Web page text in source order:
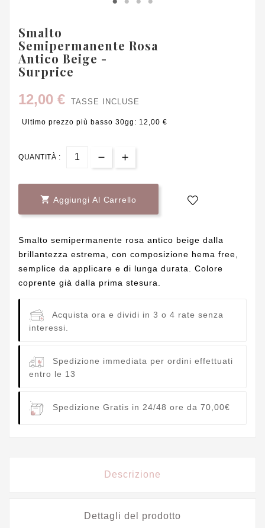
Smalto
Semipermanente Rosa
Antico Beige -
Surprice
12,00 €
TASSE INCLUSE
Ultimo prezzo più basso 30gg: 12,00 €
QUANTITÀ :
 Aggiungi Al Carrello
Smalto semipermanente rosa antico beige dalla
brillantezza estrema, con composizione hema free,
semplice da applicare e di lunga durata. Colore
coprente già dalla prima stesura.
Acquista ora e dividi in 3 o 4 rate senza
interessi.
Spedizione immediata per ordini effettuati
entro le 13
Spedizione Gratis in 24/48 ore da 70,00€
Descrizione
Dettagli del prodotto